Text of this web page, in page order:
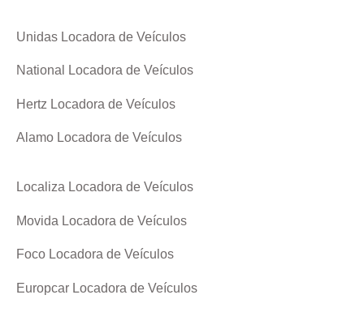
Unidas Locadora de Veículos
National Locadora de Veículos
Hertz Locadora de Veículos
Alamo Locadora de Veículos
Localiza Locadora de Veículos
Movida Locadora de Veículos
Foco Locadora de Veículos
Europcar Locadora de Veículos